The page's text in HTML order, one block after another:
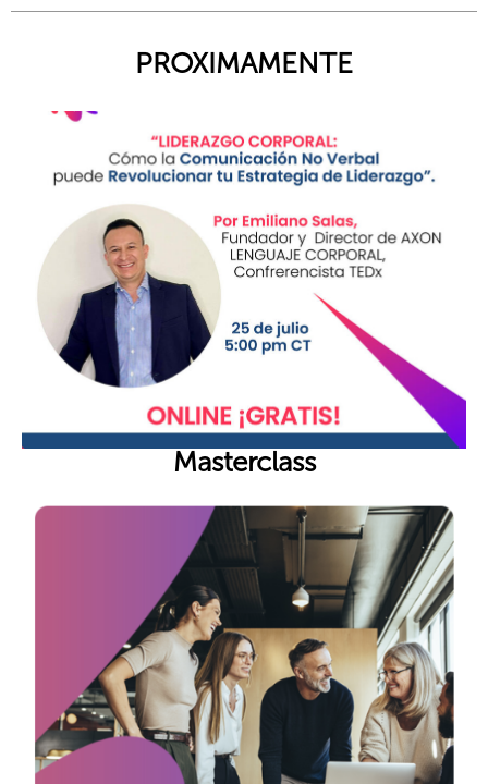
PROXIMAMENTE
Masterclass